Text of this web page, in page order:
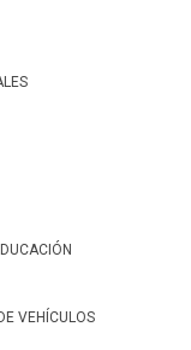
VEHÍCULOS